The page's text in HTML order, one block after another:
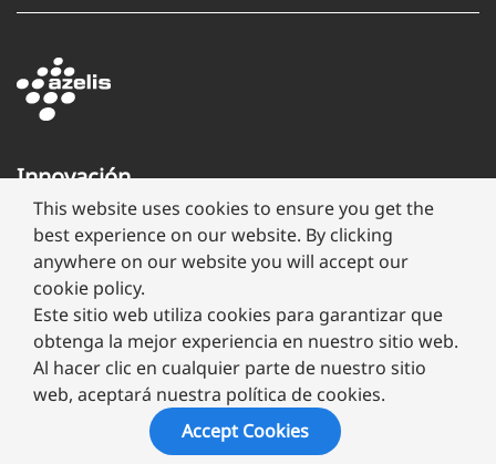
Innovación
través
de
formulación
2026 Megafarma
Aviso de Privacidad
This website uses cookies to ensure you get the
best experience on our website. By clicking
anywhere on our website you will accept our
cookie policy.
Este sitio web utiliza cookies para garantizar que
obtenga la mejor experiencia en nuestro sitio web.
Al hacer clic en cualquier parte de nuestro sitio
web, aceptará nuestra política de cookies.
Accept Cookies